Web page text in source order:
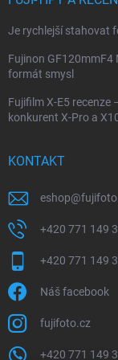
Je rychlejší stahovat
Fujinon GF120mmF4
formát smysl
Fujifilm X-E5 recenze
konkurent X-Pro a
KONTAKT
eshop@
+420 771 149
+420 771 149
Náš facebook
fujifoto.cz
+420 771 149